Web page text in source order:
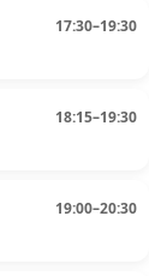
17:30–19:30
18:15–19:30
19:00–20:30